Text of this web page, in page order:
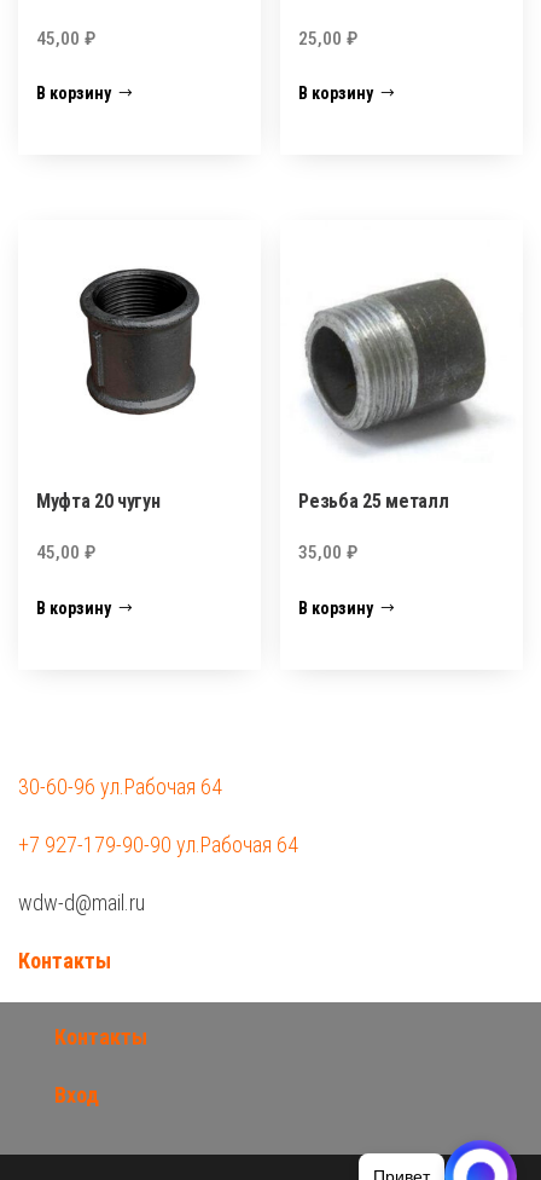
45,00 ₽
В корзину
25,00₽
В корзину
Муфта 20 чугун
45,00 ₽
В корзину
Резьба 25 металл
35,00₽
В корзину
30-60-96 ул.Рабочая 64
+7 927-179-90-90 ул.Рабочая 64
wdw-d@mail.ru
Контакты
Контакты
Вход